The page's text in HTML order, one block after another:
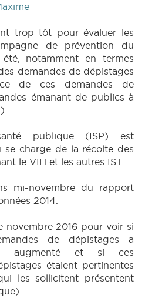
trop tôt pour évaluer les
de prévention du
notamment en termes
demandes de dépistages
de ces demandes de
émanant de publics à
publique (ISP) est
se charge de la récolte des
le VIH et les autres IST.
mi-novembre du rapport
2014.
novembre 2016 pour voir si
de dépistages a
augmenté et si ces
étaient pertinentes
les sollicitent présentent